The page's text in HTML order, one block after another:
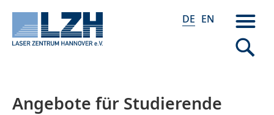
Direkt
DE EN
Angebote für Studierende